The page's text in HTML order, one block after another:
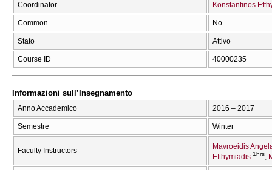
Coordinator Konstantinos
Common No
Stato Attivo
Course ID 40000235
Informazioni sull’Insegnamento
Anno Accademico 2016 – 2017
Semestre Winter
Faculty Instructors
Mavroeidis
Efthymiadis 1hrs